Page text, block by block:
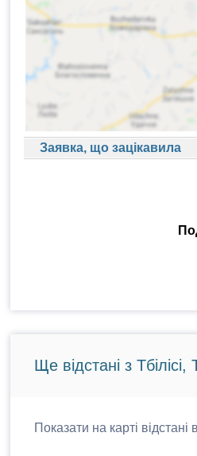
Заявка, що зацікавила
Ще відстані з Тбілісі,
Показати на карті відстані